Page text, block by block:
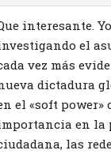
interesante.
el
vez más
dictadura
el «soft power»
en la
las